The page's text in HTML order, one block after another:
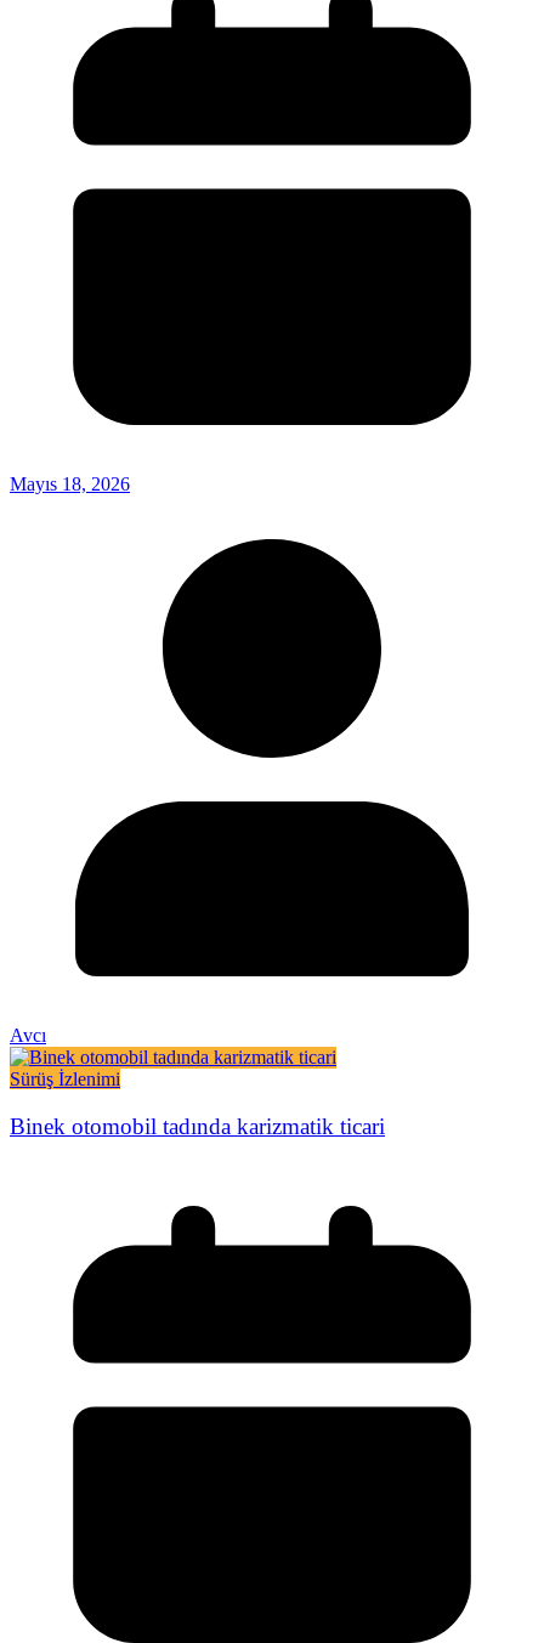
Mayıs 18, 2026
Avcı
Sürüş İzlenimi
Binek otomobil tadında karizmatik ticari